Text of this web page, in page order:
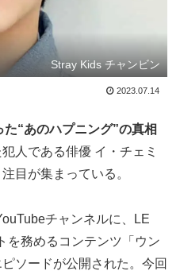
Stray Kids チャンビン
2023.07.14
“あのハプニング”の真相
人である俳優 イ・チェミ
目が集まっている。
チャンネルに、LE
を務めるコンテンツ「ウン
ソードが公開された。今回